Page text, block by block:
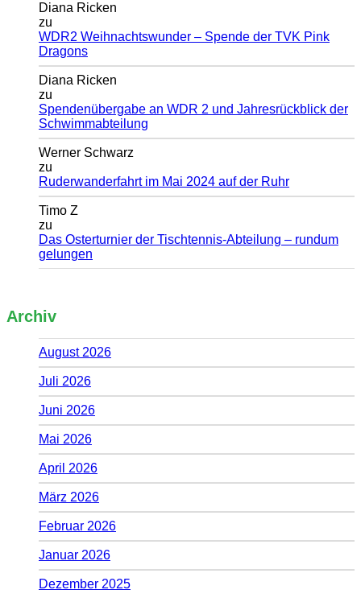
Diana Ricken
zu
WDR2 Weihnachtswunder – Spende der TVK Pink
Dragons
Diana Ricken
zu
Spendenübergabe an WDR 2 und Jahresrückblick der
Schwimmabteilung
Werner Schwarz
zu
Ruderwanderfahrt im Mai 2024 auf der Ruhr
Timo Z
zu
Das Osterturnier der Tischtennis-Abteilung – rundum
gelungen
Archiv
August 2026
Juli 2026
Juni 2026
Mai 2026
April 2026
März 2026
Februar 2026
Januar 2026
Dezember 2025